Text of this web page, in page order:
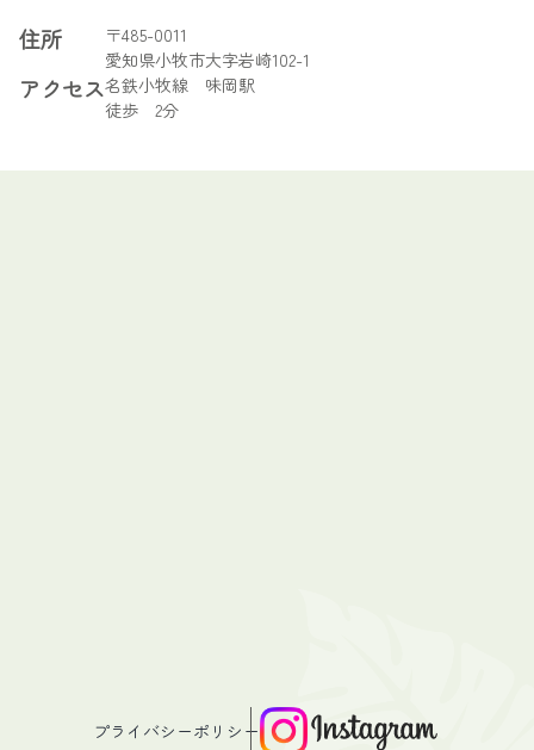
住所
〒485-0011
愛知県小牧市大字岩崎102-1
アクセス名鉄小牧線 味岡駅
徒歩 2分
プライバシーポリシー